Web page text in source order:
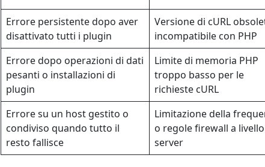
Errore persistente dopo aver
disattivato tutti i plugin
Versione di cURL
incompatibile con PHP
Errore dopo operazioni di dati
pesanti o installazioni di
plugin
Limite di memoria PHP
troppo basso per le
richieste cURL
Errore su un host gestito o
condiviso quando tutto il
resto fallisce
Limitazione della
o regole firewall a
server